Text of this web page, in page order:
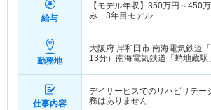
給与
【モデル年収】 350万円～450
み 3年目モデル
勤務地
大阪府 岸和田市 南海電気鉄道
13分）南海電気鉄道「蛸地蔵駅
仕事内容
デイサービスでのリハビリテ
務はありません